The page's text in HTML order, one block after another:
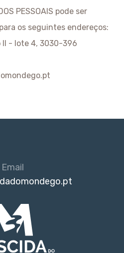
PESSOAIS pode ser
os seguintes endereços:
II - lote 4, 3030-396
Email